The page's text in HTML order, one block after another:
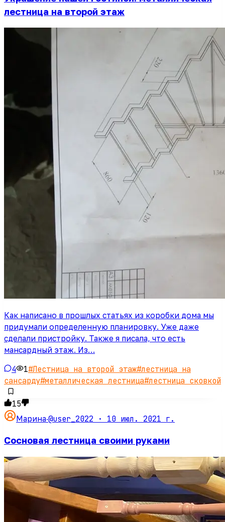
лестница на второй этаж
Как написано в прошлых статьях из коробки дома мы
придумали определенную планировку. Уже даже
сделали пристройку. Также я писала, что есть
мансардный этаж. Из…
4 1#Лестница на второй этаж#лестница на
сансарду#металлическая лестница#лестница сковкой
15
Марина·@user_2022 · 10 июл. 2021 г.
Сосновая лестница своими руками